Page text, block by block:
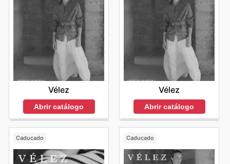
Vélez
Abrir catálogo
Vélez
Abrir catálogo
Caducado Caducado